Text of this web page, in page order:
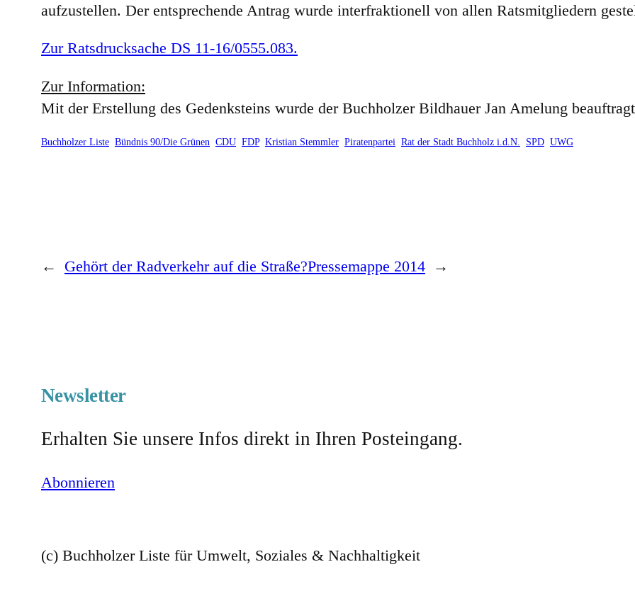
aufzustellen. Der entsprechende Antrag wurde interfraktionell von allen Ratsmitgliedern
Zur Ratsdrucksache DS 11-16/0555.083.
Zur Information:
Mit der Erstellung des Gedenksteins wurde der Buchholzer Bildhauer Jan Amelung
Buchholzer Liste Bündnis 90/Die Grünen CDU FDP Kristian Stemmler Piratenpartei Rat der Stadt Buchholz i.d.N. SPD UWG
← Gehört der Radverkehr auf die Straße?Pressemappe 2014 →
Newsletter
Erhalten Sie unsere Infos direkt in Ihren Posteingang.
Abonnieren
(c) Buchholzer Liste für Umwelt, Soziales & Nachhaltigkeit